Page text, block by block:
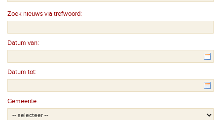
Zoek nieuws via trefwoord:
Datum van:
Datum tot:
Gemeente: